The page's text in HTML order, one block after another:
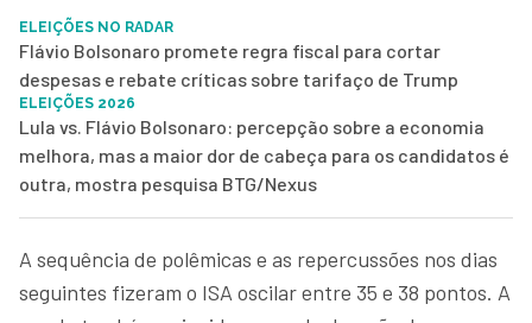
ELEIÇÕES NO RADAR
Flávio Bolsonaro promete regra fiscal para cortar
despesas e rebate críticas sobre tarifaço de Trump
ELEIÇÕES 2026
Lula vs. Flávio Bolsonaro: percepção sobre a economia
melhora, mas a maior dor de cabeça para os candidatos é
outra, mostra pesquisa BTG/Nexus
A sequência de polêmicas e as repercussões nos dias
seguintes fizeram o ISA oscilar entre 35 e 38 pontos. A